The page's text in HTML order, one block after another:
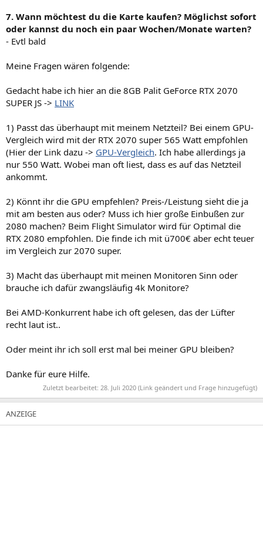
7. Wann möchtest du die Karte kaufen? Möglichst sofort
oder kannst du noch ein paar Wochen/Monate warten?
- Evtl bald
Meine Fragen wären folgende:
Gedacht habe ich hier an die 8GB Palit GeForce RTX 2070
SUPER JS -> LINK
1) Passt das überhaupt mit meinem Netzteil? Bei einem GPU-
Vergleich wird mit der RTX 2070 super 565 Watt empfohlen
(Hier der Link dazu -> GPU-Vergleich. Ich habe allerdings ja
nur 550 Watt. Wobei man oft liest, dass es auf das Netzteil
ankommt.
2) Könnt ihr die GPU empfehlen? Preis-/Leistung sieht die ja
mit am besten aus oder? Muss ich hier große Einbußen zur
2080 machen? Beim Flight Simulator wird für Optimal die
RTX 2080 empfohlen. Die finde ich mit ü700€ aber echt teuer
im Vergleich zur 2070 super.
3) Macht das überhaupt mit meinen Monitoren Sinn oder
brauche ich dafür zwangsläufig 4k Monitore?
Bei AMD-Konkurrent habe ich oft gelesen, das der Lüfter
recht laut ist..
Oder meint ihr ich soll erst mal bei meiner GPU bleiben?
Danke für eure Hilfe.
Zuletzt bearbeitet: 28. Juli 2020 (Link geändert und Frage hinzugefügt)